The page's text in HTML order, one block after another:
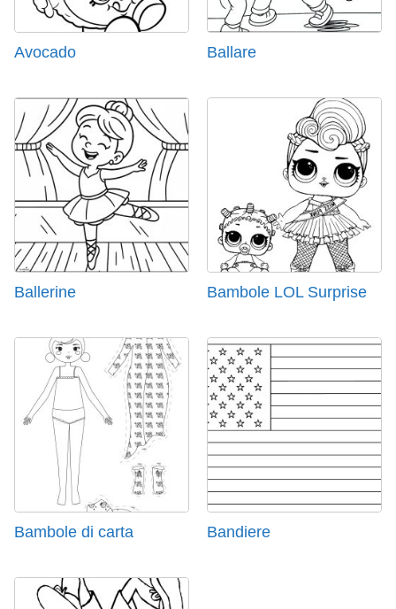
Avocado Ballare
Ballerine Bambole LOL Surprise
Bambole di carta Bandiere